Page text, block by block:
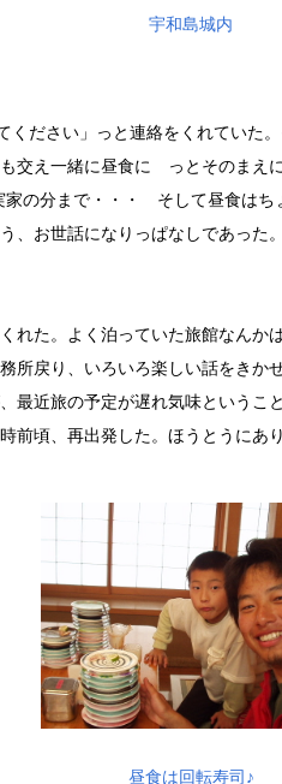
宇和島城内
ださい」っと連絡をくれていた。
交え一緒に昼食に っとそのまえ
の分まで・・・ そして昼食はち
、お世話になりっぱなしであった
た。よく泊っていた旅館なんか
所戻り、いろいろ楽しい話をきか
最近旅の予定が遅れ気味というこ
頃、再出発した。ほうとうにあ
昼食は回転寿司♪